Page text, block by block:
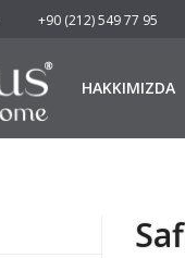
+90 (212) 549 77 95
HAKKIMIZDA